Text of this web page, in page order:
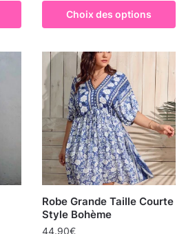
Choix des options
Robe Grande Taille Courte
Style Bohème
44.90€